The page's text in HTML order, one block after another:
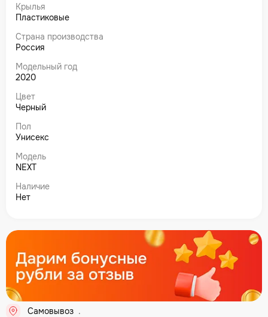
Крылья
Пластиковые
Страна производства
Россия
Модельный год
2020
Цвет
Черный
Пол
Унисекс
Модель
NEXT
Наличие
Нет
Самовывоз ..